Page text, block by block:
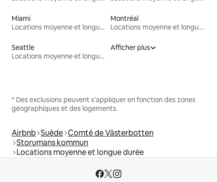
Miami
Locations moyenne et longue durée
Montréal
Locations moyenne et longue durée
Seattle
Locations moyenne et longue durée
Afficher plus
* Des exclusions peuvent s'appliquer en fonction des zones
géographiques et des logements.
Airbnb Suède Comté de Västerbotten
Storumans kommun
Locations moyenne et longue durée